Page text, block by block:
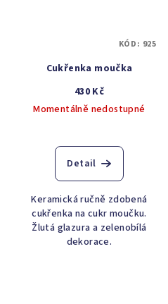
Cukřenka moučka
430 Kč
Momentálně nedostupné
Detail
Keramická ručně zdobená
cukřenka na cukr moučku.
Žlutá glazura a zelenobílá
dekorace.
KÓD: 925